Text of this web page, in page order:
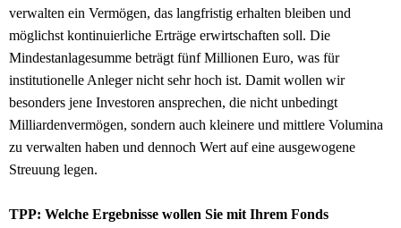
verwalten ein Vermögen, das langfristig erhalten bleiben und
möglichst kontinuierliche Erträge erwirtschaften soll. Die
Mindestanlagesumme beträgt fünf Millionen Euro, was für
institutionelle Anleger nicht sehr hoch ist. Damit wollen wir
besonders jene Investoren ansprechen, die nicht unbedingt
Milliardenvermögen, sondern auch kleinere und mittlere Volumina
zu verwalten haben und dennoch Wert auf eine ausgewogene
Streuung legen.
TPP: Welche Ergebnisse wollen Sie mit Ihrem Fonds